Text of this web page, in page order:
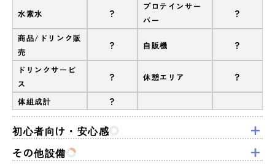
水素水 ?
プロテインサー
バー
?
商品/ドリンク販
売
? 自販機 ?
ドリンクサービ
ス
? 休憩エリア ?
体組成計 ?
初心者向け・安心感
その他設備